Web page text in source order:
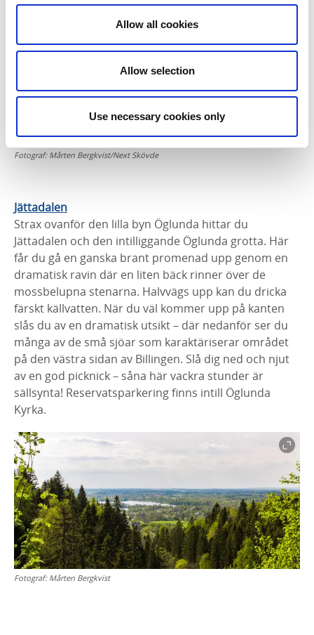
Allow all cookies
Allow selection
Use necessary cookies only
Fotograf: Mårten Bergkvist/Next Skövde
Jättadalen
Strax ovanför den lilla byn Öglunda hittar du
Jättadalen och den intilliggande Öglunda grotta. Här
får du gå en ganska brant promenad upp genom en
dramatisk ravin där en liten bäck rinner över de
mossbelupna stenarna. Halvvägs upp kan du dricka
färskt källvatten. När du väl kommer upp på kanten
slås du av en dramatisk utsikt – där nedanför ser du
många av de små sjöar som karaktäriserar området
på den västra sidan av Billingen. Slå dig ned och njut
av en god picknick – såna här vackra stunder är
sällsynta! Reservatsparkering finns intill Öglunda
Kyrka.
Fotograf: Mårten Bergkvist